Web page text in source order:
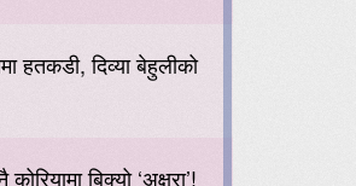
हतकडी, दिव्या बेहुलीको
बिक्यो ‘अक्षरा’!